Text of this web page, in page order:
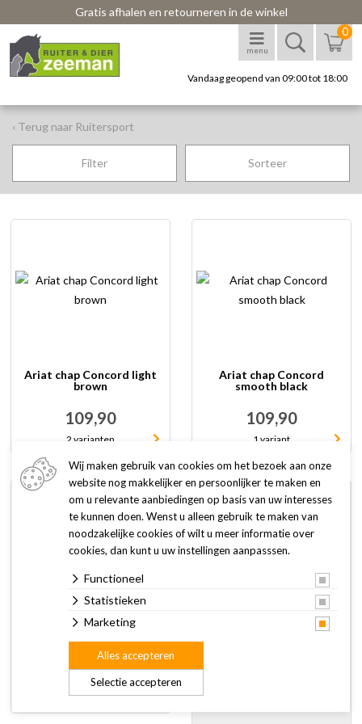
Gratis afhalen en retourneren in de winkel
menu
0
Vandaag geopend van 09:00 tot 18:00
‹ Terug naar Ruitersport
Filter Sorteer
Ariat chap Concord light
brown
109,90
2 varianten
Ariat chap Concord
smooth black
109,90
1 variant
Heritage IV black
165,00
1 variant
Webshop voor paard
en ruiter
De gespecialiseerde
webshop voor al uw
Wij maken gebruik van cookies om het bezoek aan onze
website nog makkelijker en persoonlijker te maken en
om u relevante aanbiedingen op basis van uw interesses
te kunnen doen. Wenst u alleen gebruik te maken van
noodzakelijke cookies of wilt u meer informatie over
cookies, dan kunt u uw instellingen aanpasssen.
Functioneel
Statistieken
Marketing
Selectie accepteren
Alles accepteren